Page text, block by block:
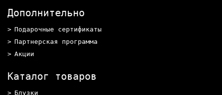
Дополнительно
Подарочные сертификаты
Партнерская программа
Акции
Каталог товаров
Блузки